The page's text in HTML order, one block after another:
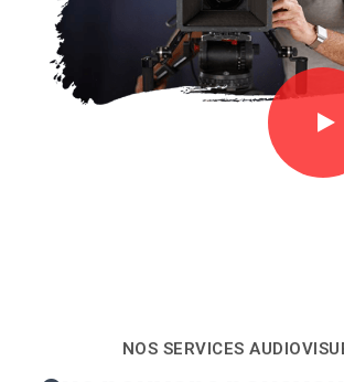
NOS SERVICES